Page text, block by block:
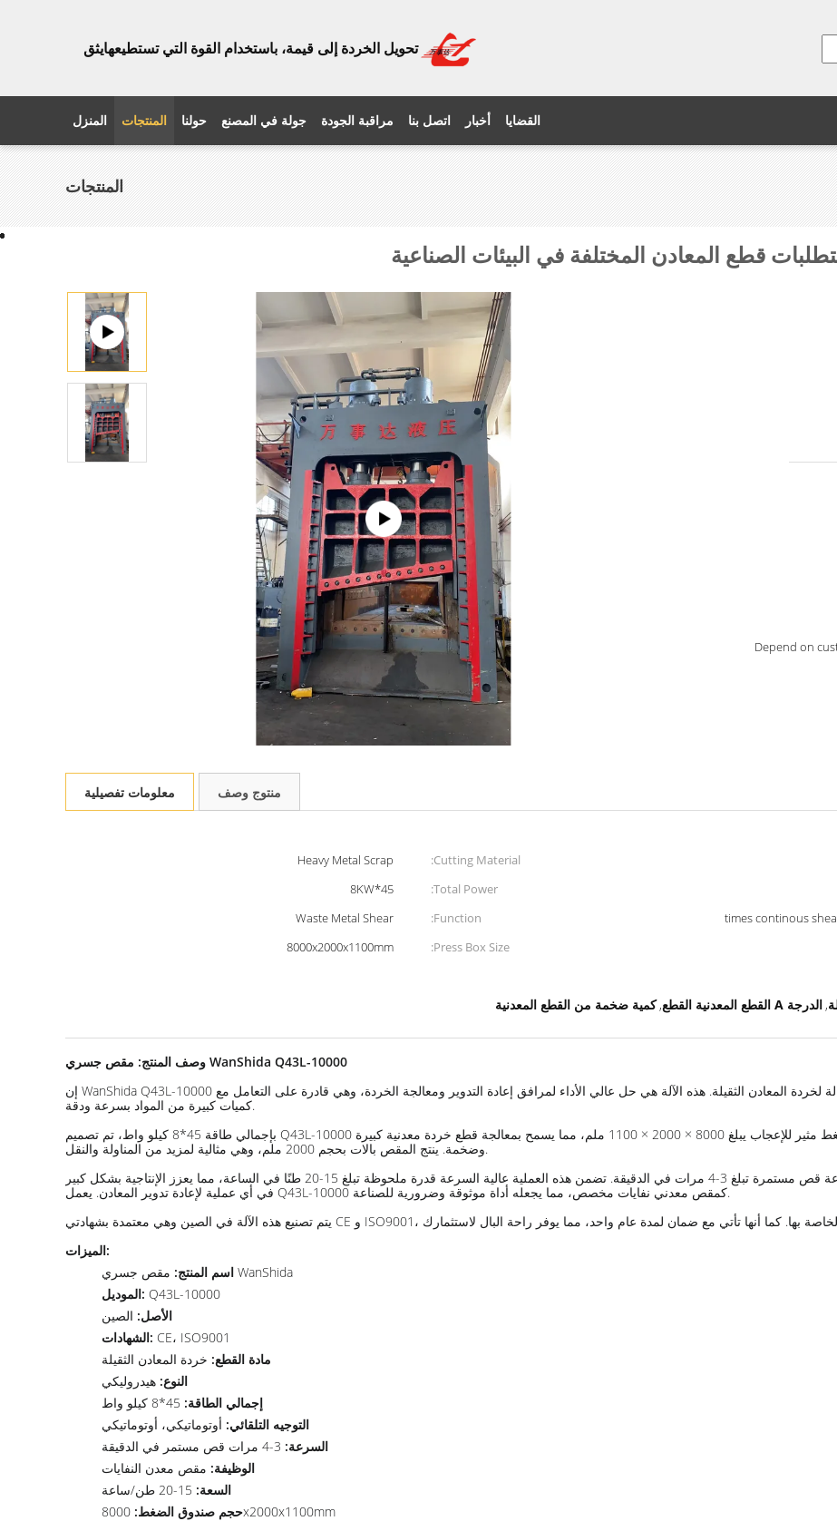
تحويل الخردة إلى قيمة، باستخدام القوة التي تستطيعهايثق
المنزل المنتجات حولنا جولة في المصنع مراقبة الجودة اتصل بنا أخبار القضايا
المنتجات
قطع المعادن المختلفة في البيئات الصناعية
Depend on
معلومات تفصيلية منتوج وصف
Cutting Material:
Heavy Metal Scrap
Total Power:
45*8KW
Function:
Waste Metal Shear
Press Box Size:
8000x2000x1100mm
, الدرجة A القطع المعدنية القطع ,كمية ضخمة من القطع المعدنية
وصف المنتج: مقص جسري WanShida Q43L-10000
إن WanShida Q43L-10000 هو مقص جسري هيدروليكي قوي مصمم للمعالجة الفعالة لخردة المعادن الثقيلة. هذه الآلة هي حل عالي الأداء لمرافق إعادة التدوير ومعالجة الخردة، وهي قادرة على التعامل مع
كميات كبيرة من المواد بسرعة ودقة.
بإجمالي طاقة 45*8 كيلو واط، تم تصميم Q43L-10000 للعمليات المستمرة والمتطلبة. يتميز بحجم صندوق ضغط مثير للإعجاب يبلغ 8000 × 2000 × 1100 ملم، مما يسمح بمعالجة قطع خردة معدنية كبيرة
وضخمة. ينتج المقص بالات بحجم 2000 ملم، وهي مثالية لمزيد من المناولة والنقل.
يعمل المقص الجسري بنظام توجيه أوتوماتيكي، مما يوفر سرعة قص مستمرة تبلغ 3-4 مرات في الدقيقة. تضمن هذه العملية عالية السرعة قدرة ملحوظة تبلغ 15-20 طنًا في الساعة، مما يعزز الإنتاجية بشكل كبير
في أي عملية لإعادة تدوير المعادن. يعمل Q43L-10000 كمقص معدني نفايات مخصص، مما يجعله أداة موثوقة وضرورية للصناعة.
الميزات:
اسم المنتج: مقص جسري WanShida
الموديل: Q43L-10000
الأصل: الصين
الشهادات: CE، ISO9001
مادة القطع: خردة المعادن الثقيلة
النوع: هيدروليكي
إجمالي الطاقة:
التوجيه التلقائي: أوتوماتيكي، أوتوماتيكي
السرعة:
الوظيفة: مقص معدن النفايات
السعة:
حجم صندوق الضغط:8000x2000x1100mm